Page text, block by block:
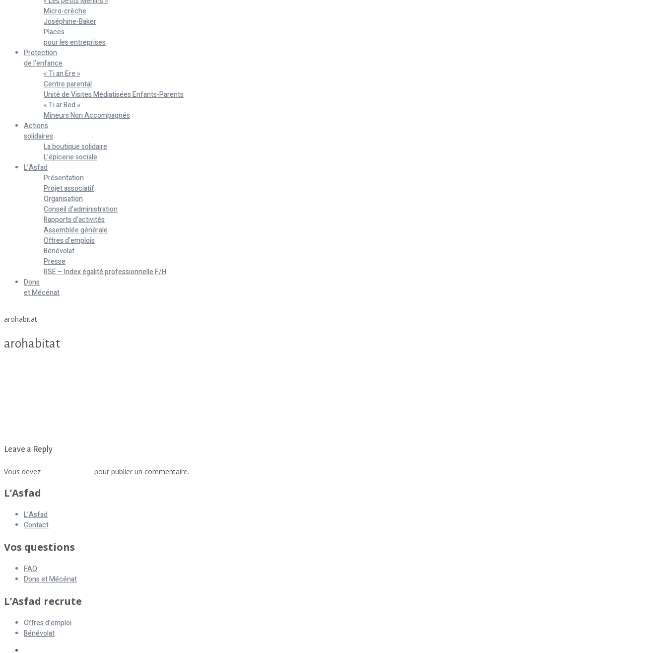
Micro-crèche
Joséphine-Baker
Places
pour les entreprises
Protection
de l’enfance
« Ti an Ere »
Centre parental
Unité de Visites Médiatisées Enfants-Parents
« Ti ar Bed »
Mineurs Non Accompagnés
Actions
solidaires
La boutique solidaire
L’épicerie sociale
L’Asfad
Présentation
Projet associatif
Organisation
Conseil d’administration
Rapports d’activités
Assemblée générale
Offres d’emplois
Bénévolat
Presse
RSE – Index égalité professionnelle F/H
Dons
et Mécénat
arohabitat
arohabitat
Leave a Reply
Vous devez pour publier un commentaire.
L’Asfad
L’Asfad
Contact
Vos questions
FAQ
Dons et Mécénat
L’Asfad recrute
Offres d’emploi
Bénévolat